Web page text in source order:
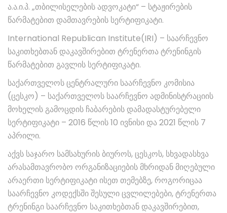
ა.ა.ი.პ. „თბილისელების ადვოკატი“ – სტაჟირების
წარმატებით დამთავრების სერტიფიკატი.
International Republican Institute(IRI) – საარჩევნო
საკითხებთან დაკავშირებით ტრენერთა ტრენინგის
წარმატებით გავლის სერტიფიკატი.
საქართველოს ცენტრალური საარჩევნო კომისია
(ცესკო) – საქართველოს საარჩევნო ადმინისტრაციის
მოხელის გამოცდის ჩაბარების დამადასტურებელი
სერტიფიკატი – 2016 წლის 10 ივნისი და 2021 წლის 7
აპრილი.
აქვს საჯარო სამსახურის ბიუროს, ცესკოს, სხვადასხვა
არასამთავრობო ორგანიზაციების მხრიდან მიღებული
არაერთი სერტიფიკატი ისეთ თემებზე, როგორიცაა
საარჩევნო კოდექსში შესული ცვლილებები, ტრენერთა
ტრენინგი საარჩევნო საკითხებთან დაკავშირებით,